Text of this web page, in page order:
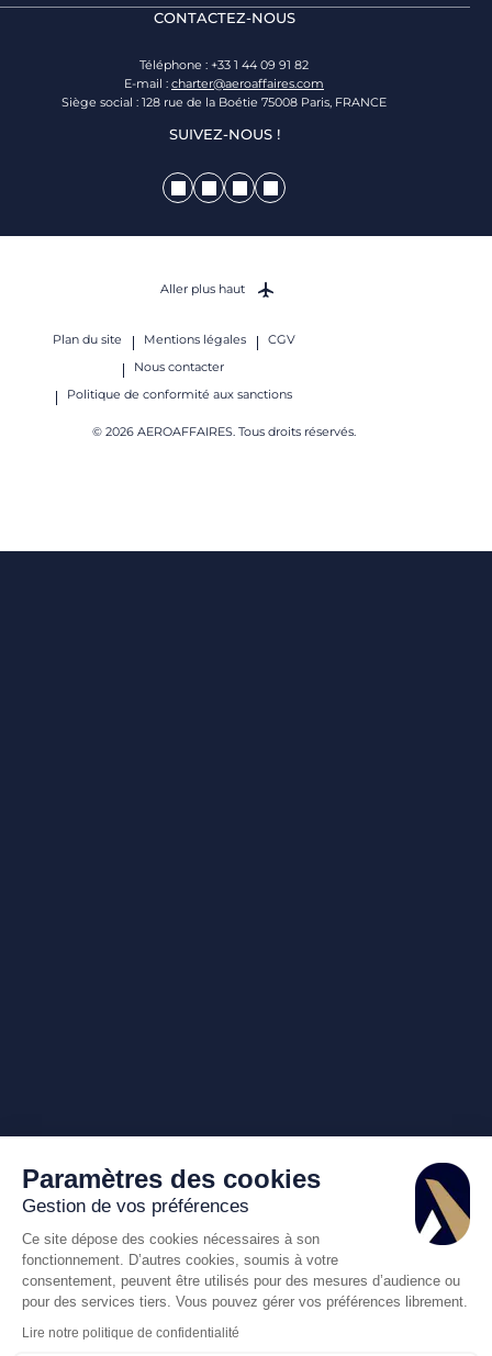
CONTACTEZ-NOUS
Téléphone : +33 1 44 09 91 82
E-mail : charter@aeroaffaires.com
Siège social : 128 rue de la Boétie 75008 Paris, FRANCE
SUIVEZ-NOUS !
Plan du site Mentions légales
CGV
Nous contacter
Politique de conformité aux sanctions
© 2026 AEROAFFAIRES. Tous droits réservés.
Aller plus haut
Paramètres des cookies
Gestion de vos préférences
Ce site dépose des cookies nécessaires à son
fonctionnement. D’autres cookies, soumis à votre
consentement, peuvent être utilisés pour des mesures d’audience ou
pour des services tiers. Vous pouvez gérer vos préférences librement.
Lire notre politique de confidentialité